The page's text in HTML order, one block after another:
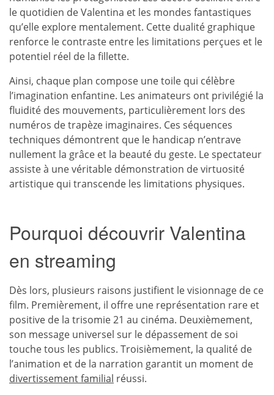
le quotidien de Valentina et les mondes fantastiques
qu’elle explore mentalement. Cette dualité graphique
renforce le contraste entre les limitations perçues et le
potentiel réel de la fillette.
Ainsi, chaque plan compose une toile qui célèbre
l’imagination enfantine. Les animateurs ont privilégié la
fluidité des mouvements, particulièrement lors des
numéros de trapèze imaginaires. Ces séquences
techniques démontrent que le handicap n’entrave
nullement la grâce et la beauté du geste. Le spectateur
assiste à une véritable démonstration de virtuosité
artistique qui transcende les limitations physiques.
Pourquoi découvrir Valentina
en streaming
Dès lors, plusieurs raisons justifient le visionnage de ce
film. Premièrement, il offre une représentation rare et
positive de la trisomie 21 au cinéma. Deuxièmement,
son message universel sur le dépassement de soi
touche tous les publics. Troisièmement, la qualité de
l’animation et de la narration garantit un moment de
divertissement familial réussi.